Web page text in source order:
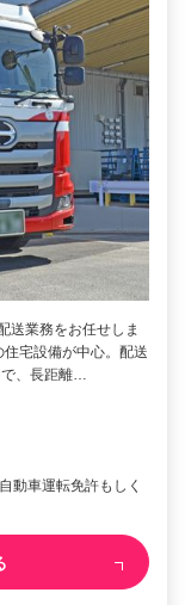
送業務をお任せしま
宅設備が中心。配送
、長距離…
動車運転免許もしく